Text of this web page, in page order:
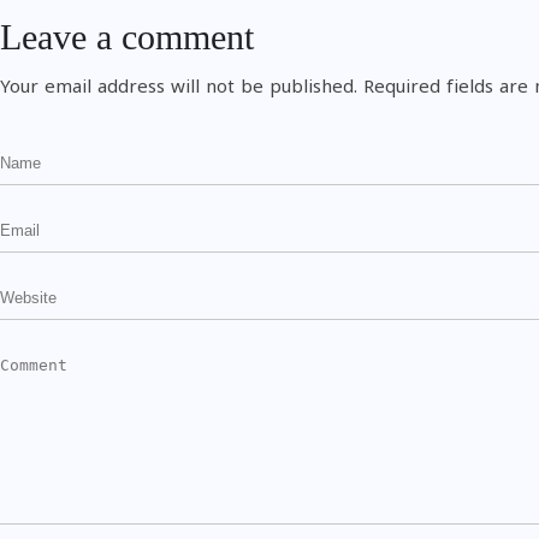
Leave a comment
Your email address will not be published. Required fields are